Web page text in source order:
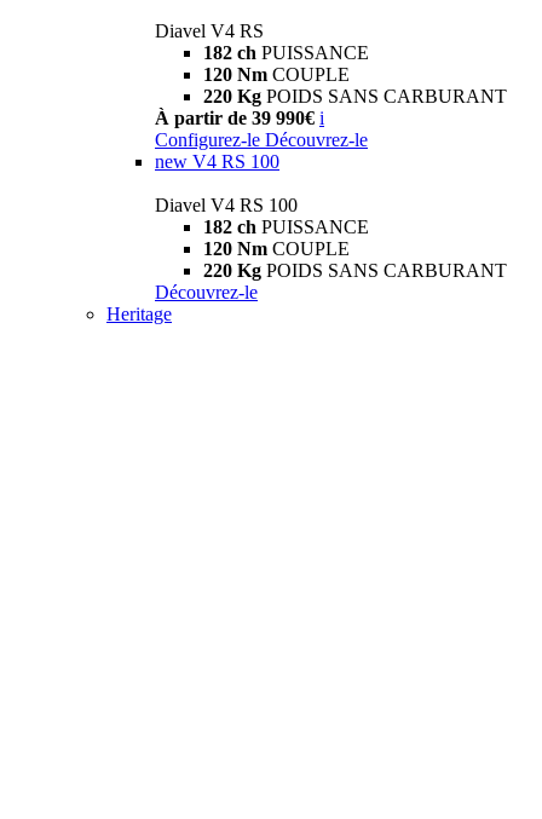
Diavel V4 RS
182 ch PUISSANCE
120 Nm COUPLE
220 Kg POIDS SANS CARBURANT
À partir de 39 990€ i
Configurez-le Découvrez-le
new V4 RS 100
Diavel V4 RS 100
182 ch PUISSANCE
120 Nm COUPLE
220 Kg POIDS SANS CARBURANT
Découvrez-le
Heritage